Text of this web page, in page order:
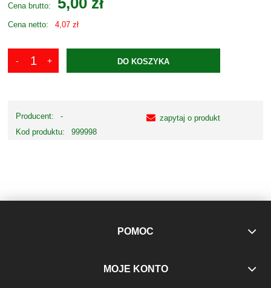
Cena brutto:
Cena netto: 4,07 zł
DO KOSZYKA
Producent:
-
Kod produktu:
999998
zapytaj o produkt
POMOC
MOJE KONTO